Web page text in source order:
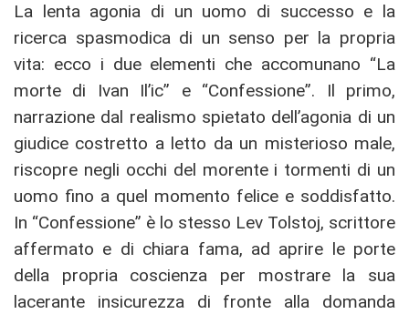
La lenta agonia di un uomo di successo e la
ricerca spasmodica di un senso per la propria
vita: ecco i due elementi che accomunano “La
morte di Ivan Il’ic” e “Confessione”. Il primo,
narrazione dal realismo spietato dell’agonia di un
giudice costretto a letto da un misterioso male,
riscopre negli occhi del morente i tormenti di un
uomo fino a quel momento felice e soddisfatto.
In “Confessione” è lo stesso Lev Tolstoj, scrittore
affermato e di chiara fama, ad aprire le porte
della propria coscienza per mostrare la sua
lacerante insicurezza di fronte alla domanda